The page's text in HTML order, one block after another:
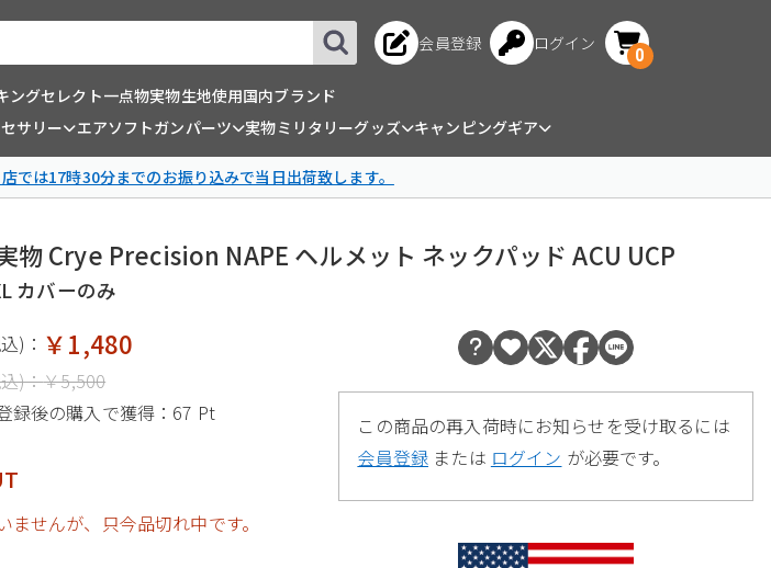
会員登録 ログイン
0
ングセレクト一点物実物生地使用国内ブランド
サリー エアソフトガンパーツ 実物ミリタリーグッズ キャンピングギア
では17時30分までのお振り込みで当日出荷致します。
物 Crye Precision NAPE ヘルメット ネックパッド ACU UCP
カバーのみ
)： ￥1,480
)：￥5,500
録後の購入で獲得： 67 Pt
ませんが、只今品切れ中です。
この商品の再入荷時にお知らせを受け取るには
会員登録 または ログイン が必要です。